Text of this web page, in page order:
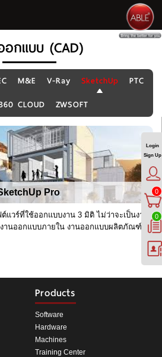
อกแบบ (CAD)
M&E V-Ray SketchUp
PTC
CLOUD
ZWSOFT
Pro
แวร์ที่ใช้ออกแบบงาน 3 มิติ ไม่ว่าจะเป็นงาน
านออกแบบภายใน งานออกแบบผลิตภัณฑ์
Products
Software
Hardware
Machines
Training Center
Login
Sign Up
0
0